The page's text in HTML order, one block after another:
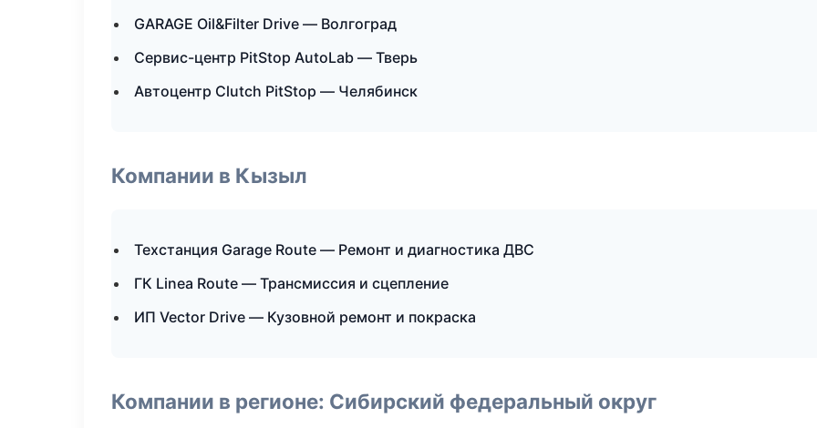
GARAGE Oil&Filter Drive — Волгоград
Сервис-центр PitStop AutoLab — Тверь
Автоцентр Clutch PitStop — Челябинск
Компании в Кызыл
Техстанция Garage Route — Ремонт и диагностика ДВС
ГК Linea Route — Трансмиссия и сцепление
ИП Vector Drive — Кузовной ремонт и покраска
Компании в регионе: Сибирский федеральный округ